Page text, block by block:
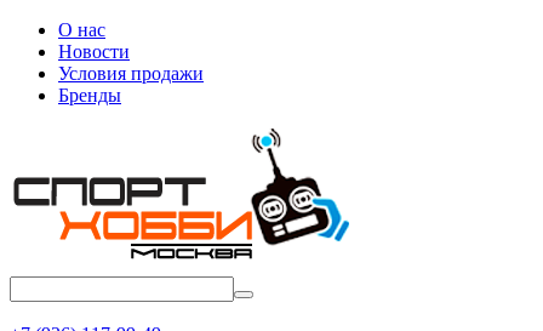
О нас
Новости
Условия продажи
Бренды